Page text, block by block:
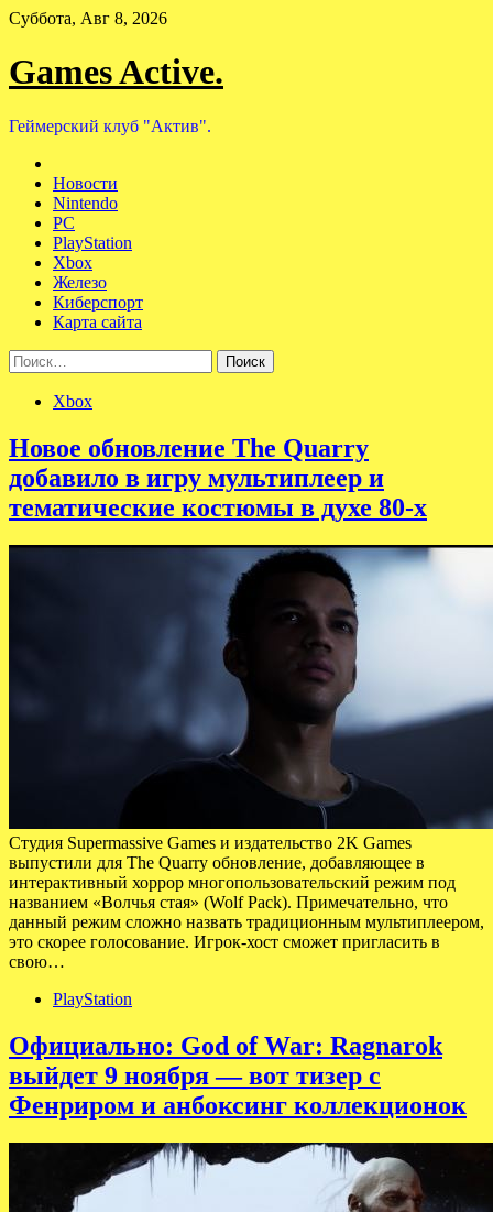
Skip
content
Суббота, Авг 8, 2026
Games Active.
Геймерский клуб "Актив".
Новости
Nintendo
PC
PlayStation
Xbox
Железо
Киберспорт
Карта сайта
Найти:
Xbox
Новое обновление The Quarry
добавило в игру мультиплеер и
тематические костюмы в духе 80-х
Студия Supermassive Games и издательство 2K Games
выпустили для The Quarry обновление, добавляющее в
интерактивный хоррор многопользовательский режим под
названием «Волчья стая» (Wolf Pack). Примечательно, что
данный режим сложно назвать традиционным мультиплеером,
это скорее голосование. Игрок-хост сможет пригласить в
свою…
PlayStation
Официально: God of War: Ragnarok
выйдет 9 ноября — вот тизер с
Фенриром и анбоксинг коллекционок